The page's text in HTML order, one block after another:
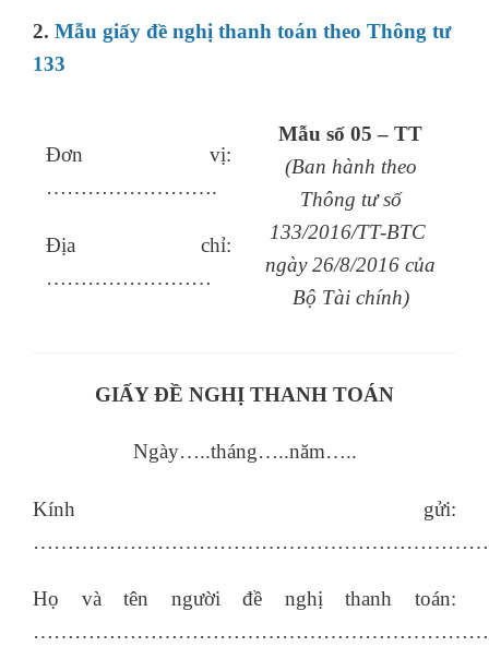
2. Mẫu giấy đề nghị thanh toán theo Thông tư
133
Đơn vị:
…………………….
Địa chỉ:
……………………
Mẫu số 05 – TT
(Ban hành theo
Thông tư số
133/2016/TT-BTC
ngày 26/8/2016 của
Bộ Tài chính)
GIẤY ĐỀ NGHỊ THANH TOÁN
Ngày…..tháng…..năm…..
Kính gửi:
Họ và tên người đề nghị thanh toán: